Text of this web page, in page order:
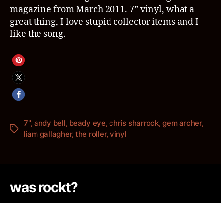
magazine from March 2011. 7” vinyl, what a
great thing, I love stupid collector items and I
like the song.
Schlagwörter
7", andy bell, beady eye,chris sharrock,gem archer,
liam gallagher, the roller, vinyl
was rockt?